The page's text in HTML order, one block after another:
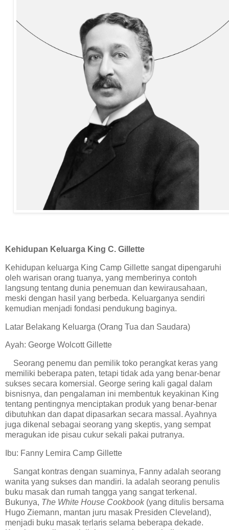
Kehidupan Keluarga King C. Gillette
Kehidupan keluarga King Camp Gillette sangat dipengaruhi
oleh warisan orang tuanya, yang memberinya contoh
langsung tentang dunia penemuan dan kewirausahaan,
meski dengan hasil yang berbeda. Keluarganya sendiri
kemudian menjadi fondasi pendukung baginya.
Latar Belakang Keluarga (Orang Tua dan Saudara)
Ayah: George Wolcott Gillette
Seorang penemu dan pemilik toko perangkat keras yang
memiliki beberapa paten, tetapi tidak ada yang benar-benar
sukses secara komersial. George sering kali gagal dalam
bisnisnya, dan pengalaman ini membentuk keyakinan King
tentang pentingnya menciptakan produk yang benar-benar
dibutuhkan dan dapat dipasarkan secara massal. Ayahnya
juga dikenal sebagai seorang yang skeptis, yang sempat
meragukan ide pisau cukur sekali pakai putranya.
Ibu: Fanny Lemira Camp Gillette
Sangat kontras dengan suaminya, Fanny adalah seorang
wanita yang sukses dan mandiri. Ia adalah seorang penulis
buku masak dan rumah tangga yang sangat terkenal.
Bukunya, The White House Cookbook(yang ditulis bersama
Hugo Ziemann, mantan juru masak Presiden Cleveland),
menjadi buku masak terlaris selama beberapa dekade.